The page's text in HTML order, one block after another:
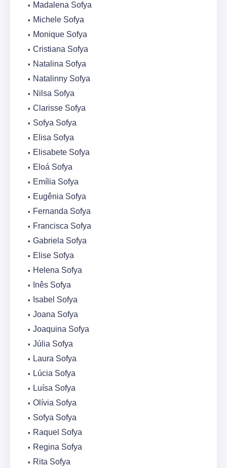
Madalena Sofya
Michele Sofya
Monique Sofya
Cristiana Sofya
Natalina Sofya
Natalinny Sofya
Nilsa Sofya
Clarisse Sofya
Sofya Sofya
Elisa Sofya
Elisabete Sofya
Eloá Sofya
Emília Sofya
Eugênia Sofya
Fernanda Sofya
Francisca Sofya
Gabriela Sofya
Elise Sofya
Helena Sofya
Inês Sofya
Isabel Sofya
Joana Sofya
Joaquina Sofya
Júlia Sofya
Laura Sofya
Lúcia Sofya
Luísa Sofya
Olívia Sofya
Sofya Sofya
Raquel Sofya
Regina Sofya
Rita Sofya